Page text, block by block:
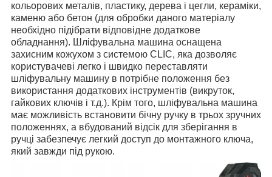
кольорових металів, пластику, дерева і цегли, кераміки,
каменю або бетон (для обробки даного матеріалу
необхідно підібрати відповідне додаткове
обладнання). Ш ліфувальна машина оснащена
захисним кожухом з системою CLIC, яка дозволяє
користувачеві легко і швидко переставляти
шліфувальну машину в потрібне положення без
використання додаткових інструментів (викруток,
гайкових ключів і т.д.). Крім того, шліфувальна машина
має можливість встановити бічну ручку в трьох зручних
положеннях, а вбудований відсік для зберігання в
ручці забезпечує легкий доступ до монтажного ключа,
який завжди під рукою.